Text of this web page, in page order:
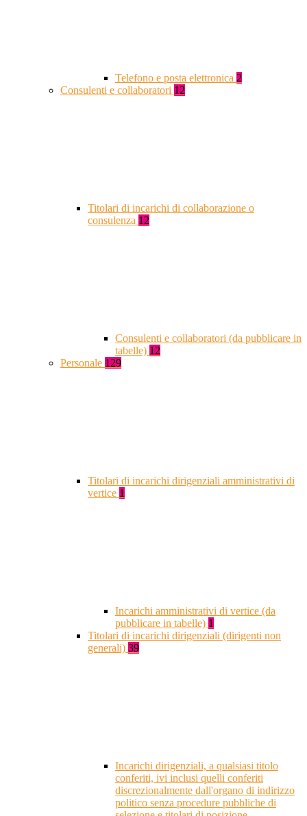
Telefono e posta elettronica 2
Consulenti e collaboratori 12
Titolari di incarichi di collaborazione o
consulenza 12
Consulenti e collaboratori (da pubblicare in
tabelle) 12
Personale 129
Titolari di incarichi dirigenziali amministrativi di
vertice 1
Incarichi amministrativi di vertice (da
pubblicare in tabelle) 1
Titolari di incarichi dirigenziali (dirigenti non
generali) 39
Incarichi dirigenziali, a qualsiasi titolo
conferiti, ivi inclusi quelli conferiti
discrezionalmente dall'organo di indirizzo
politico senza procedure pubbliche di